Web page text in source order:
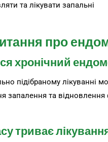
та лікувати запальні
про
хронічний
підібраному лікуванні
запалення та відновлення
триває